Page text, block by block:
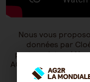
Nous vous
données par
partenariats,
AG2R LA MONDIALE